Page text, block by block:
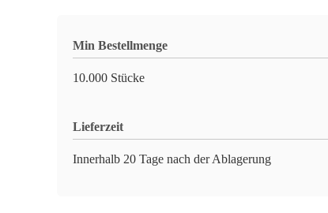
Min Bestellmenge
10.000 Stücke
Lieferzeit
Innerhalb 20 Tage nach der Ablagerung